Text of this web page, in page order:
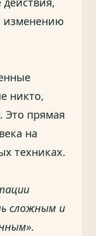
изменению
никто,
Это прямая
на
техниках.
сложным и